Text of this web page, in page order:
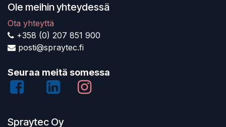
Ole meihin yhteydessä
Ota yhteyttä
+358 (0) 207 851 900
posti@spraytec.fi
Seuraa meitä somessa
Spraytec Oy